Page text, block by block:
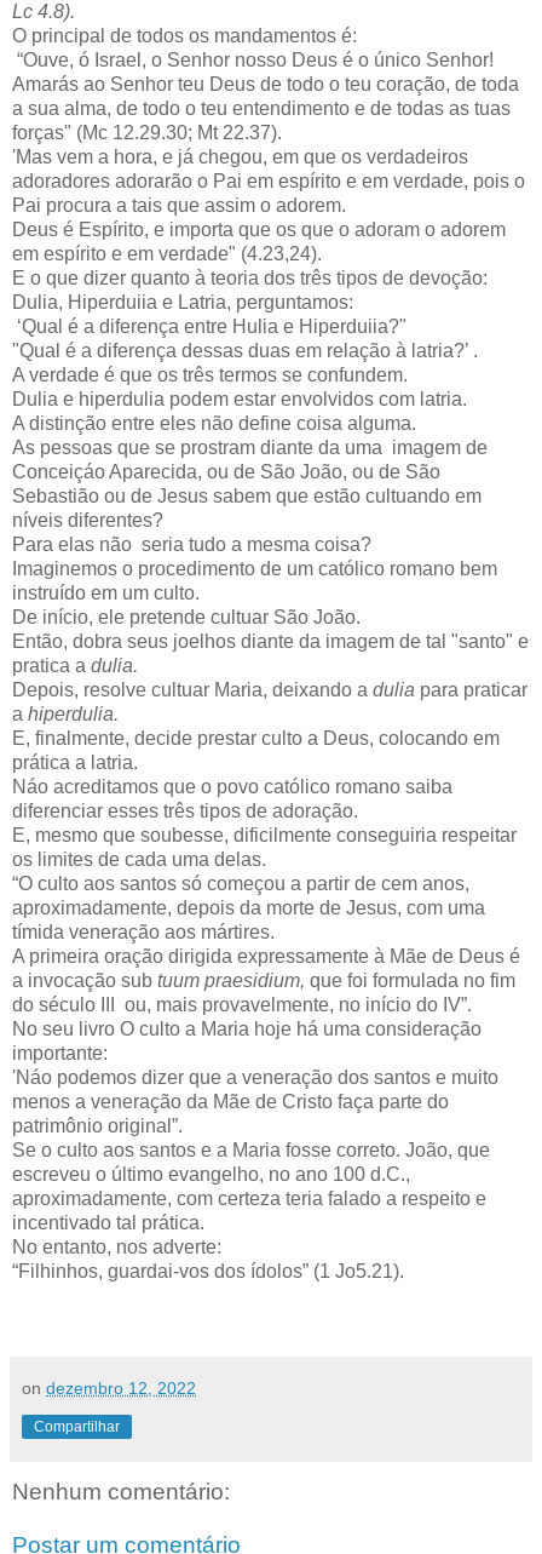
Lc 4.8).
O principal de todos os mandamentos é:
“Ouve, ó Israel, o Senhor nosso Deus é o único Senhor!
Amarás ao Senhor teu Deus de todo o teu coração, de toda
a sua alma, de todo o teu entendimento e de todas as tuas
forças" (Mc 12.29.30; Mt 22.37).
'Mas vem a hora, e já chegou, em que os verdadeiros
adoradores adorarão o Pai em espírito e em verdade, pois o
Pai procura a tais que assim o adorem.
Deus é Espírito, e importa que os que o adoram o adorem
em espírito e em verdade" (4.23,24).
E o que dizer quanto à teoria dos três tipos de devoção:
Dulia, Hiperduiia e Latria, perguntamos:
‘Qual é a diferença entre Hulia e Hiperduiia?"
"Qual é a diferença dessas duas em relação à latria?’ .
A verdade é que os três termos se confundem.
Dulia e hiperdulia podem estar envolvidos com latria.
A distinção entre eles não define coisa alguma.
As pessoas que se prostram diante da uma imagem de
Conceiçáo Aparecida, ou de São João, ou de São
Sebastião ou de Jesus sabem que estão cultuando em
níveis diferentes?
Para elas não seria tudo a mesma coisa?
Imaginemos o procedimento de um católico romano bem
instruído em um culto.
De início, ele pretende cultuar São João.
Então, dobra seus joelhos diante da imagem de tal "santo" e
pratica a dulia.
Depois, resolve cultuar Maria, deixando a dulia para praticar
a hiperdulia.
E, finalmente, decide prestar culto a Deus, colocando em
prática a latria.
Náo acreditamos que o povo católico romano saiba
diferenciar esses três tipos de adoração.
E, mesmo que soubesse, dificilmente conseguiria respeitar
os limites de cada uma delas.
“O culto aos santos só começou a partir de cem anos,
aproximadamente, depois da morte de Jesus, com uma
tímida veneração aos mártires.
A primeira oração dirigida expressamente à Mãe de Deus é
a invocação sub tuum praesidium, que foi formulada no fim
do século III ou, mais provavelmente, no início do IV”.
No seu livro O culto a Maria hoje há uma consideração
importante:
'Náo podemos dizer que a veneração dos santos e muito
menos a veneração da Mãe de Cristo faça parte do
patrimônio original”.
Se o culto aos santos e a Maria fosse correto. João, que
escreveu o último evangelho, no ano 100 d.C.,
aproximadamente, com certeza teria falado a respeito e
incentivado tal prática.
No entanto, nos adverte:
“Filhinhos, guardai-vos dos ídolos” (1 Jo5.21).
on dezembro 12, 2022
Compartilhar
Nenhum comentário:
Postar um comentário